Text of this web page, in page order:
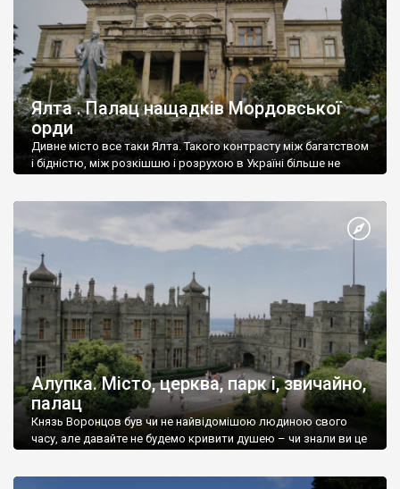
Ялта . Палац нащадків Мордовської
орди
Дивне місто все таки Ялта. Такого контрасту між багатством
і бідністю, між розкішшю і розрухою в Україні більше не
Алупка. Місто, церква, парк і, звичайно,
палац
Князь Воронцов був чи не найвідомішою людиною свого
часу, але давайте не будемо кривити душею – чи знали ви це